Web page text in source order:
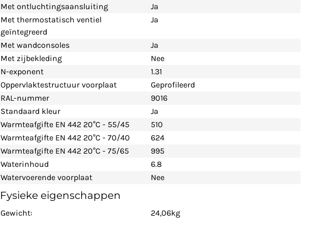
Met ontluchtingsaansluiting
Ja
Met thermostatisch ventiel
geïntegreerd
Ja
Met wandconsoles
Ja
Met zijbekleding
Nee
N-exponent
1.31
Oppervlaktestructuur voorplaat
Geprofileerd
RAL-nummer
9016
Standaard kleur
Ja
Warmteafgifte EN 442 20°C - 55/45
510
Warmteafgifte EN 442 20°C - 70/40
624
Warmteafgifte EN 442 20°C - 75/65
995
Waterinhoud
6.8
Watervoerende voorplaat
Nee
Fysieke eigenschappen
Gewicht: 24,06kg